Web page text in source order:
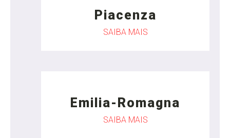
Piacenza
SAIBA MAIS
Emilia-Romagna
SAIBA MAIS